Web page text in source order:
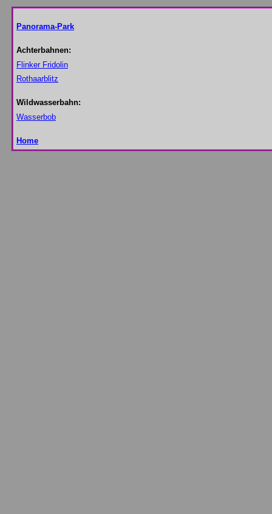
Panorama-Park
Achterbahnen:
Flinker Fridolin
Rothaarblitz
Wildwasserbahn:
Wasserbob
Home